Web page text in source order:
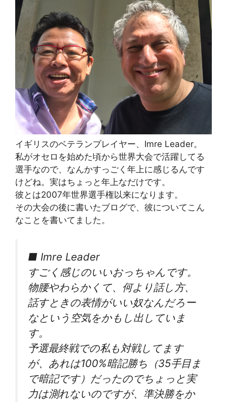
イギリスのベテランプレイヤー、Imre Leader。
私がオセロを始めた頃から世界大会で活躍してる
選手なので、なんかすっごく年上に感じるんです
けどね。実はちょっと年上なだけです。
彼とは2007年世界選手権以来になります。
その大会の後に書いたブログで、彼についてこん
なことを書いてました。
■ Imre Leader
すごく感じのいいおっちゃんです。
物腰やわらかくて、何より話し方、
話すときの表情がいい奴なんだろー
なという空気をかもし出していま
す。
予選最終戦での私も対戦してます
が、あれは100%暗記勝ち（35手目ま
で暗記です）だったのでちょっと実
力は測れないのですが、準決勝をか